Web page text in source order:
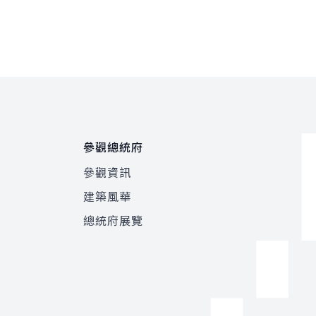
參觀總統府
參觀資訊
建築風華
總統府展覽